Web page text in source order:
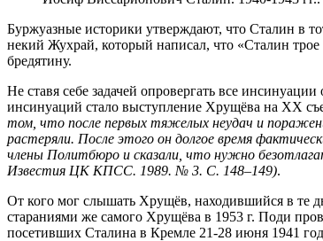
Буржуазные историки утверждают, что Сталин в
некий Жухрай, который написал, что «Сталин
бредятину.
Не ставя себе задачей опровергать все
инсинуаций стало выступление Хрущёва на XX
том, что после первых тяжелых неудач и
растеряли. После этого он долгое время
члены Политбюро и сказали, что нужно
Известия ЦК КПСС. 1989. № 3. С. 148–149).
От кого мог слышать Хрущёв, находившийся в те
стараниями же самого Хрущёва в 1953 г. Поди
посетивших Сталина в Кремле 21-28 июня 1941